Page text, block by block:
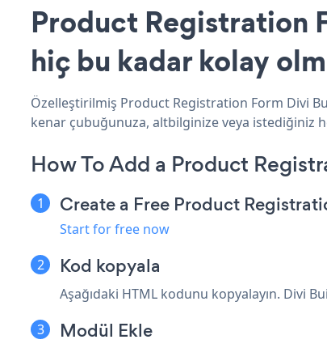
Product Registration
hiç bu kadar kolay
Özelleştirilmiş Product Registration Form Divi
kenar çubuğunuza, altbilginize veya istediğiniz
How To Add a Product
Create a Free Product
Start for free now
Kod kopyala
Aşağıdaki HTML kodunu kopyalayın. Divi
Modül Ekle